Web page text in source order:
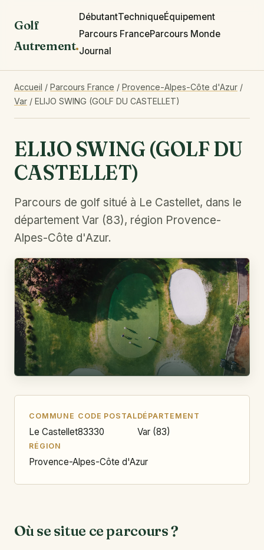
Golf
Autrement.
DébutantTechniqueÉquipement
Parcours FranceParcours Monde
Journal
Accueil / Parcours France / Provence-Alpes-Côte d'Azur /
Var / ELIJO SWING (GOLF DU CASTELLET)
ELIJO SWING (GOLF DU
CASTELLET)
Parcours de golf situé à Le Castellet, dans le
département Var (83), région Provence-
Alpes-Côte d'Azur.
COMMUNE
Le Castellet
CODE POSTAL
83330
DÉPARTEMENT
Var (83)
RÉGION
Provence-Alpes-Côte d'Azur
Où se situe ce parcours ?